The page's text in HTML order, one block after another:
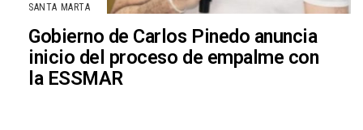
SANTA MARTA
Gobierno de Carlos Pinedo anuncia
inicio del proceso de empalme con
la ESSMAR